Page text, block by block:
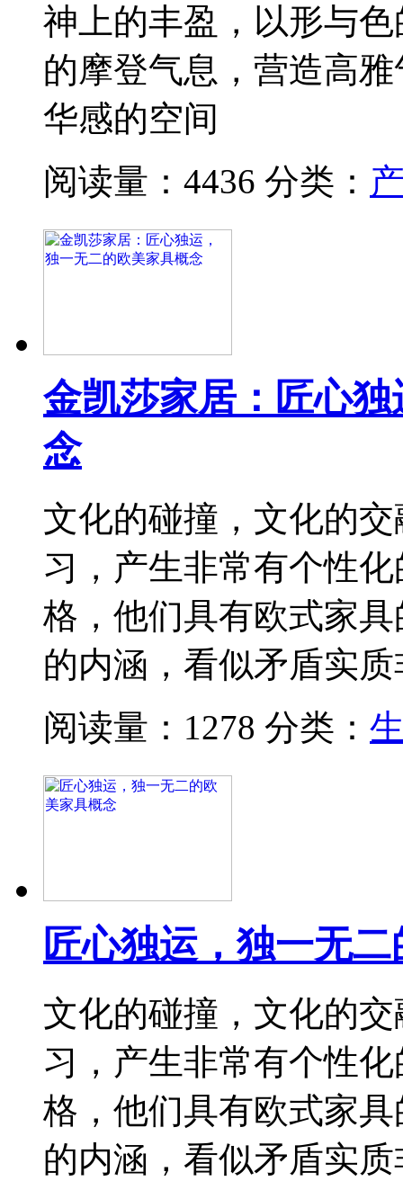
神上的丰盈，以形与
的摩登气息，营造高
华感的空间
阅读量：4436 分类：
金凯莎家居：匠心
念
文化的碰撞，文化的
习，产生非常有个性
格，他们具有欧式家
的内涵，看似矛盾实质
阅读量：1278 分类：
匠心独运，独一无
文化的碰撞，文化的
习，产生非常有个性
格，他们具有欧式家
的内涵，看似矛盾实质